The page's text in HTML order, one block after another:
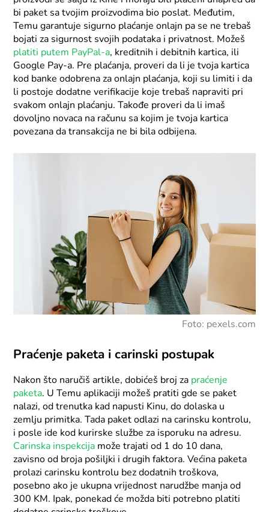
bi paket sa tvojim proizvodima bio poslat. Međutim,
Temu garantuje sigurno plaćanje onlajn pa se ne trebaš
bojati za sigurnost svojih podataka i privatnost. Možeš
platiti putem PayPal-a, kreditnih i debitnih kartica, ili
Google Pay-a. Pre plaćanja, proveri da li je tvoja kartica
kod banke odobrena za onlajn plaćanja, koji su limiti i da
li postoje dodatne verifikacije koje trebaš napraviti pri
svakom onlajn plaćanju. Takođe proveri da li imaš
dovoljno novaca na računu sa kojim je tvoja kartica
povezana da transakcija ne bi bila odbijena.
Foto: pexels.com
Praćenje paketa i carinski postupak
Nakon što naručiš artikle, dobićeš broj za praćenje
paketa. U Temu aplikaciji možeš pratiti gde se paket
nalazi, od trenutka kad napusti Kinu, do dolaska u
zemlju primitka. Tada paket odlazi na carinsku kontrolu,
i posle ide kod kurirske službe za isporuku na adresu.
Carinska inspekcija može trajati od 1 do 10 dana,
zavisno od broja pošiljki i drugih faktora. Većina paketa
prolazi carinsku kontrolu bez dodatnih troškova,
posebno ako je ukupna vrijednost narudžbe manja od
300 KM. Ipak, ponekad će možda biti potrebno platiti